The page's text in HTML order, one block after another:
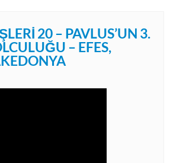
20 – PAVLUS’UN 3.
– EFES,